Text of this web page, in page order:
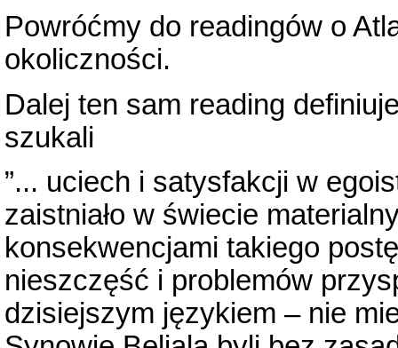
Powróćmy do readingów o
okoliczności.
Dalej ten sam reading
szukali
”... uciech i satysfakcji w
zaistniało w świecie
konsekwencjami takiego
nieszczęść i problemów
dzisiejszym językiem – nie